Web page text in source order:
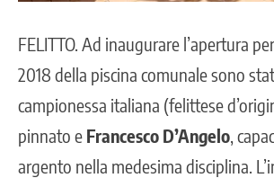
FELITTO. Ad inaugurare l’apertura
2018 della piscina comunale sono
campionessa italiana (felittese
pinnato e Francesco D’Angelo ,
argento nella medesima disciplina.